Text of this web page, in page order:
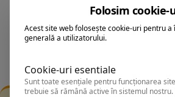
Stele 1-5
Stele 5-1
Folosim cookie-
Acest site web folosește cookie-uri pentru
generală a utilizatorului.
Cookie-uri esentiale
Sunt toate esențiale pentru funcționarea
trebuie să rămână active în sistemul nostru.